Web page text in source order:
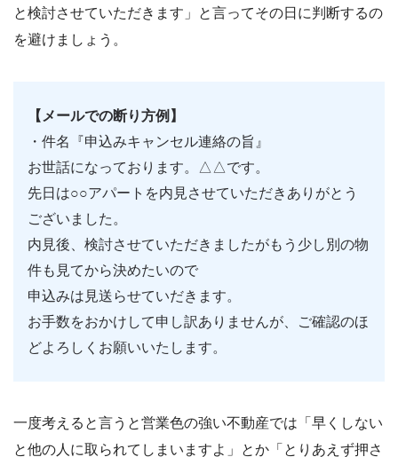
と検討させていただきます」と言ってその日に判断するの
を避けましょう。
【メールでの断り方例】
・件名『申込みキャンセル連絡の旨』
お世話になっております。△△です。
先日は○○アパートを内見させていただきありがとう
ございました。
内見後、検討させていただきましたがもう少し別の物
件も見てから決めたいので
申込みは見送らせていだきます。
お手数をおかけして申し訳ありませんが、ご確認のほ
どよろしくお願いいたします。
一度考えると言うと営業色の強い不動産では「早くしない
と他の人に取られてしまいますよ」とか「とりあえず押さ